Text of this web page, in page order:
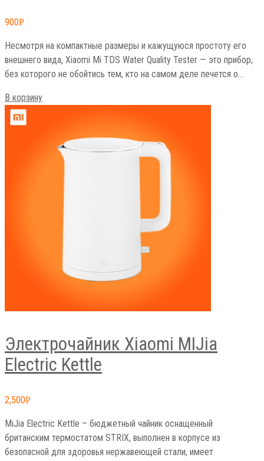
900Р
Несмотря на компактные размеры и кажущуюся простоту его
внешнего вида, Xiaomi Mi TDS Water Quality Tester — это прибор,
без которого не обойтись тем, кто на самом деле печется о…
В корзину
Электрочайник Xiaomi MIJia
Electric Kettle
2,500Р
MiJia Electric Kettle – бюджетный чайник оснащенный
британским термостатом STRIX, выполнен в корпусе из
безопасной для здоровья нержавеющей стали, имеет